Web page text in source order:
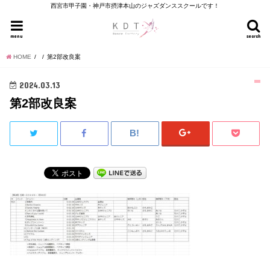
西宮市甲子園・神戸市摂津本山のジャズダンススクールです！
search
menu
HOME 第2部改良案
2024.03.13
第2部改良案